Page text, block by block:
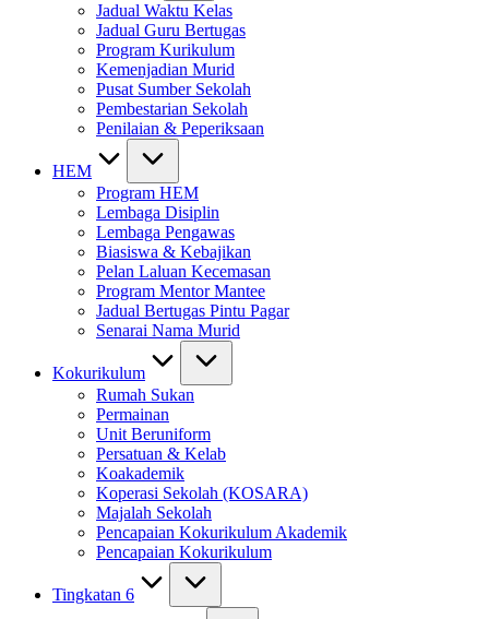
Jadual Waktu Kelas
Jadual Guru Bertugas
Program Kurikulum
Kemenjadian Murid
Pusat Sumber Sekolah
Pembestarian Sekolah
Penilaian & Peperiksaan
HEM
Program HEM
Lembaga Disiplin
Lembaga Pengawas
Biasiswa & Kebajikan
Pelan Laluan Kecemasan
Program Mentor Mantee
Jadual Bertugas Pintu Pagar
Senarai Nama Murid
Kokurikulum
Rumah Sukan
Permainan
Unit Beruniform
Persatuan & Kelab
Koakademik
Koperasi Sekolah (KOSARA)
Majalah Sekolah
Pencapaian Kokurikulum Akademik
Pencapaian Kokurikulum
Tingkatan 6